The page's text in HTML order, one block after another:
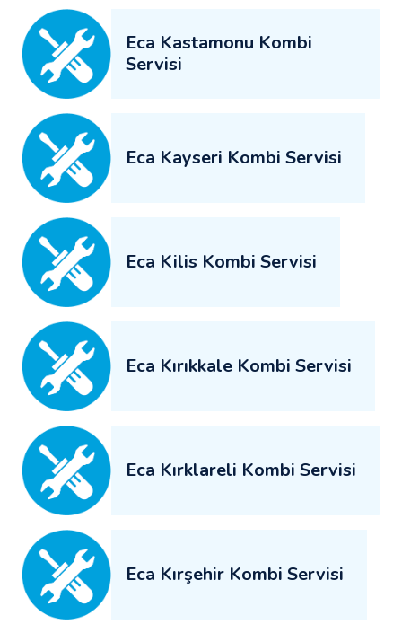
Eca Kastamonu Kombi
Servisi
Eca Kayseri Kombi Servisi
Eca Kilis Kombi Servisi
Eca Kırıkkale Kombi Servisi
Eca Kırklareli Kombi Servisi
Eca Kırşehir Kombi Servisi